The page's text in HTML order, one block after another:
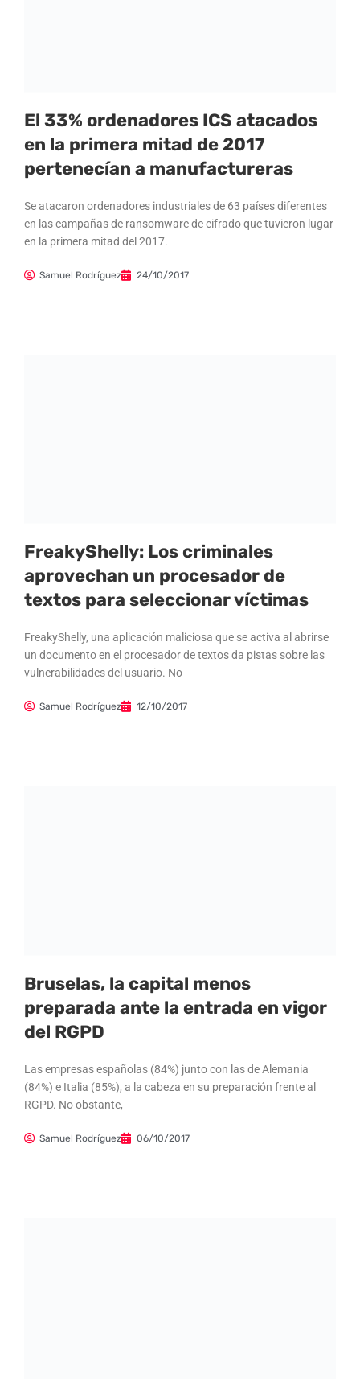
El 33% ordenadores ICS atacados
en la primera mitad de 2017
pertenecían a manufactureras
Se atacaron ordenadores industriales de 63 países diferentes
en las campañas de ransomware de cifrado que tuvieron lugar
en la primera mitad del 2017.
Samuel Rodríguez 24/10/2017
FreakyShelly: Los criminales
aprovechan un procesador de
textos para seleccionar víctimas
FreakyShelly, una aplicación maliciosa que se activa al abrirse
un documento en el procesador de textos da pistas sobre las
vulnerabilidades del usuario. No
Samuel Rodríguez 12/10/2017
Bruselas, la capital menos
preparada ante la entrada en vigor
del RGPD
Las empresas españolas (84%) junto con las de Alemania
(84%) e Italia (85%), a la cabeza en su preparación frente al
RGPD. No obstante,
Samuel Rodríguez 06/10/2017